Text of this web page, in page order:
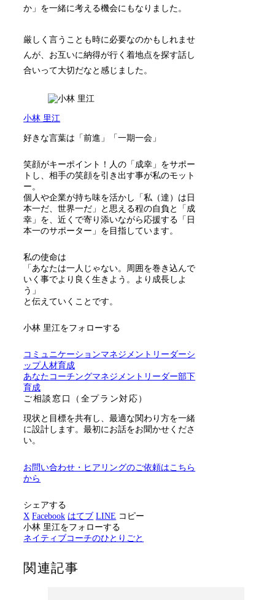
か」を一緒に考える機会にもなりました。
厳しく言うことも時に必要なのかもしれませ
んが、お互いに納得が行く着地点を探す話し
合いって大切だなと感じました。
小林 里江
好きな言葉は「前進」「一期一会」
笑顔がキーポイント！人の「成幸」をサポー
トし、相手の笑顔を引き出す事が私のモット
ー。
個人や企業が持ち味を活かし「私（達）は日
本一だ、世界一だ」と思える程の自負と「成
幸」を、近くで寄り添いながら応援する「日
本一のサポーター」を目指しています。
私の使命は
「あなたは一人じゃない。周囲を巻き込んで
いく事でより良く生きよう。より成長しよ
う」
と伝えていくことです。
小林 里江をフォローする
コミュニケーションマネジメント リーダーシ
ップ人材育成
あなた コーチングマネジメント リーダー部下
育成
ご相談窓口（全プラン対応）
現状と目標を共有し、最適な関わり方を一緒
に設計します。最初にお話をお聞かせくださ
い。
お問い合わせ・ヒアリングのご依頼はこちら
から
シェアする
X Facebook はてブ LINE コピー
小林 里江をフォローする
ネイティブコーチのひとりごと
関連記事